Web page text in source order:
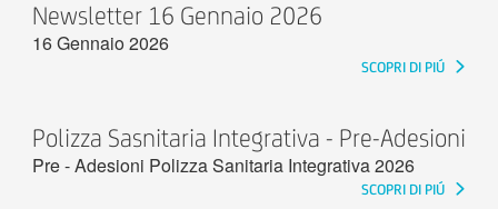
Newsletter 16 Gennaio 2026
16 Gennaio 2026
SCOPRI DI PIÚ
Polizza Sasnitaria Integrativa - Pre-Adesioni
Pre - Adesioni Polizza Sanitaria Integrativa 2026
SCOPRI DI PIÚ